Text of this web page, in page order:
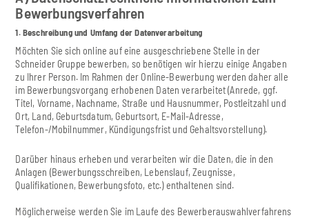
Bewerbungsverfahren
1. Beschreibung und Umfang der Datenverarbeitung
Möchten Sie sich online auf eine ausgeschriebene Stelle in der
Schneider Gruppe bewerben, so benötigen wir hierzu einige Angaben
zu Ihrer Person. Im Rahmen der Online-Bewerbung werden daher alle
im Bewerbungsvorgang erhobenen Daten verarbeitet (Anrede, ggf.
Titel, Vorname, Nachname, Straße und Hausnummer, Postleitzahl und
Ort, Land, Geburtsdatum, Geburtsort, E-Mail-Adresse,
Telefon-/Mobilnummer, Kündigungsfrist und Gehaltsvorstellung).
Darüber hinaus erheben und verarbeiten wir die Daten, die in den
Anlagen (Bewerbungsschreiben, Lebenslauf, Zeugnisse,
Qualifikationen, Bewerbungsfoto, etc.) enthaltenen sind.
Möglicherweise werden Sie im Laufe des Bewerberauswahlverfahrens